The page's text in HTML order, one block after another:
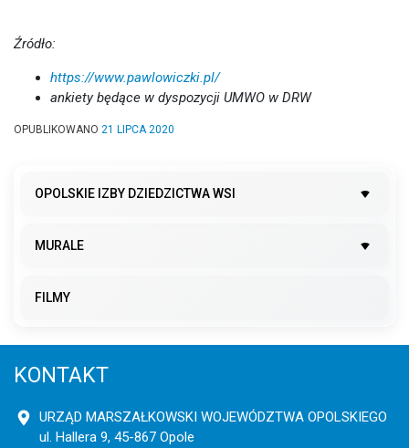
Źródło:
https://www.pawlowiczki.pl/
ankiety będące w dyspozycji UMWO w DRW
OPUBLIKOWANO 21 LIPCA 2020
OPOLSKIE IZBY DZIEDZICTWA WSI
MURALE
FILMY
KONTAKT
URZĄD MARSZAŁKOWSKI WOJEWÓDZTWA OPOLSKIEGO
ul. Hallera 9, 45-867 Opole